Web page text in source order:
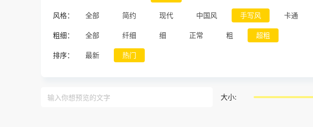
风格： 全部 简约 现代 中国风 手写风 卡通
粗细： 全部 纤细 细 正常 粗 超粗
排序： 最新 热门
大小: